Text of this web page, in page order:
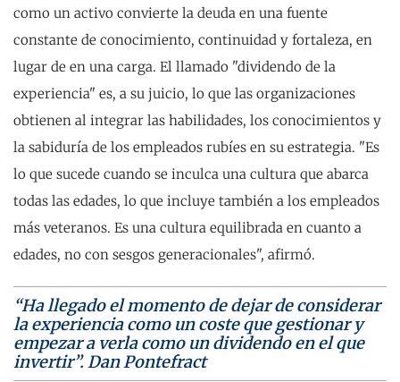
como un activo convierte la deuda en una fuente
constante de conocimiento, continuidad y fortaleza, en
lugar de en una carga. El llamado "dividendo de la
experiencia" es, a su juicio, lo que las organizaciones
obtienen al integrar las habilidades, los conocimientos y
la sabiduría de los empleados rubíes en su estrategia. "Es
lo que sucede cuando se inculca una cultura que abarca
todas las edades, lo que incluye también a los empleados
más veteranos. Es una cultura equilibrada en cuanto a
edades, no con sesgos generacionales", afirmó.
“Ha llegado el momento de dejar de considerar
la experiencia como un coste que gestionar y
empezar a verla como un dividendo en el que
invertir”. Dan Pontefract